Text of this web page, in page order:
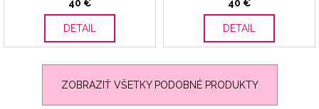
40 €
DETAIL
40 €
DETAIL
ZOBRAZIŤ VŠETKY PODOBNÉ PRODUKTY